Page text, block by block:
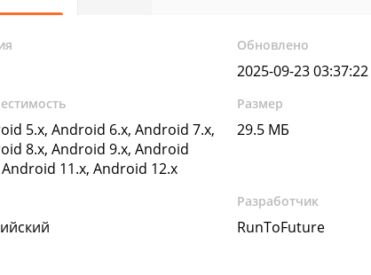
Обновлено
2025-09-23 03:37:22
5.x, Android 6.x, Android 7.x,
8.x, Android 9.x, Android
Android 11.x, Android 12.x
Размер
29.5 МБ
Разработчик
RunToFuture